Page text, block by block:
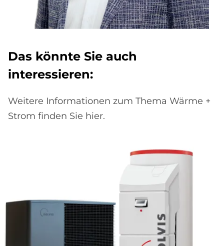
Das könn­te Sie auch
in­ter­es­sie­ren:
Weitere Informationen zum Thema Wärme +
Strom finden Sie hier.